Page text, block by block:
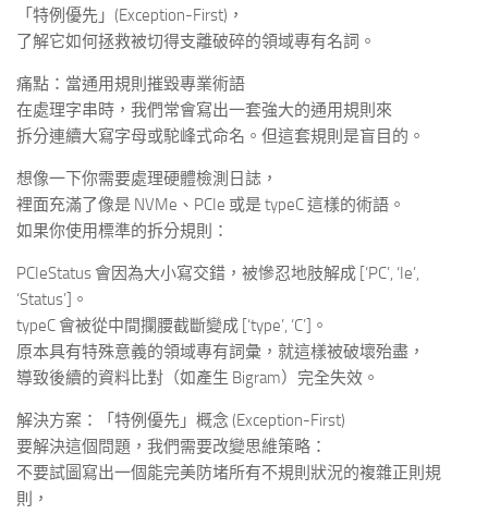
「特例優先」(Exception-First)，
了解它如何拯救被切得支離破碎的領域專有名詞。
痛點：當通用規則摧毀專業術語
在處理字串時，我們常會寫出一套強大的通用規則來
拆分連續大寫字母或駝峰式命名。但這套規則是盲目的。
想像一下你需要處理硬體檢測日誌，
裡面充滿了像是 NVMe、PCIe 或是 typeC 這樣的術語。
如果你使用標準的拆分規則：
PCIeStatus 會因為大小寫交錯，被慘忍地肢解成 [‘PC’, ‘Ie’,
‘Status’]。
typeC 會被從中間攔腰截斷變成 [‘type’, ‘C’]。
原本具有特殊意義的領域專有詞彙，就這樣被破壞殆盡，
導致後續的資料比對（如產生 Bigram）完全失效。
解決方案：「特例優先」概念 (Exception-First)
要解決這個問題，我們需要改變思維策略：
不要試圖寫出一個能完美防堵所有不規則狀況的複雜正則規
則，